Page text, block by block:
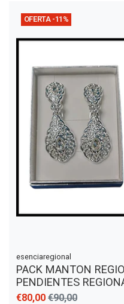
OFERTA -11%
esenciaregional
PACK MANTON
PENDIENTES
€80,00 €90,00